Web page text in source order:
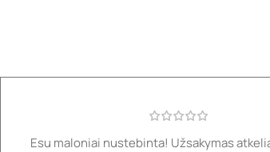
Esu maloniai nustebinta! Užsakymas